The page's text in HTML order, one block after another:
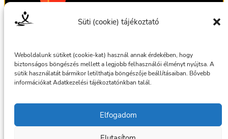
Süti (cookie) tájékoztató
Weboldalunk sütiket (cookie-kat) használ annak érdekében, hogy
biztonságos böngészés mellett a legjobb felhasználói élményt nyújtsa. A
sütik használatát bármikor letilthatja böngészője beállításaiban. Bővebb
információkat Adatkezelési tájékoztatónkban talál.
Elfogadom
Ajándékutalvány
Ajándékutalvány
Általános szerződési feltételek
Adatkezelési tájékoztató